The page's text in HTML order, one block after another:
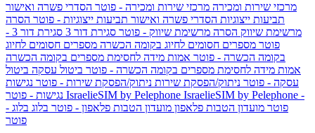
מרכזי שירות ומכירה מרכזי שירות ומכירה - פוטר הסדרי פשרה ואישור
תביעות ייצוגיות הסדרי פשרה ואישור תביעות ייצוגיות - פוטר הסרה
מרשימת שיווק הסרה מרשימת שיווק - פוטר סגירת דור 3
סגירת דור 3 -
פוטר מספרים חסומים לחיוג בקומה הכשרה מספרים חסומים לחיוג
בקומה הכשרה - פוטר אמות מידה לחסימת מספרים בקומה הכשרה
אמות מידה לחסימת מספרים בקומה הכשרה - פוטר ביטול עסקה ביטול
עסקה - פוטר ניתוק/הפסקת שירות ניתוק/הפסקת שירות - פוטר נגישות
IsraelieSIM by Pelephone IsraelieSIM by Pelephone -
פוטר מועדון הטבות פלאפון מועדון הטבות פלאפון - פוטר בלוג בלוג -
פוטר